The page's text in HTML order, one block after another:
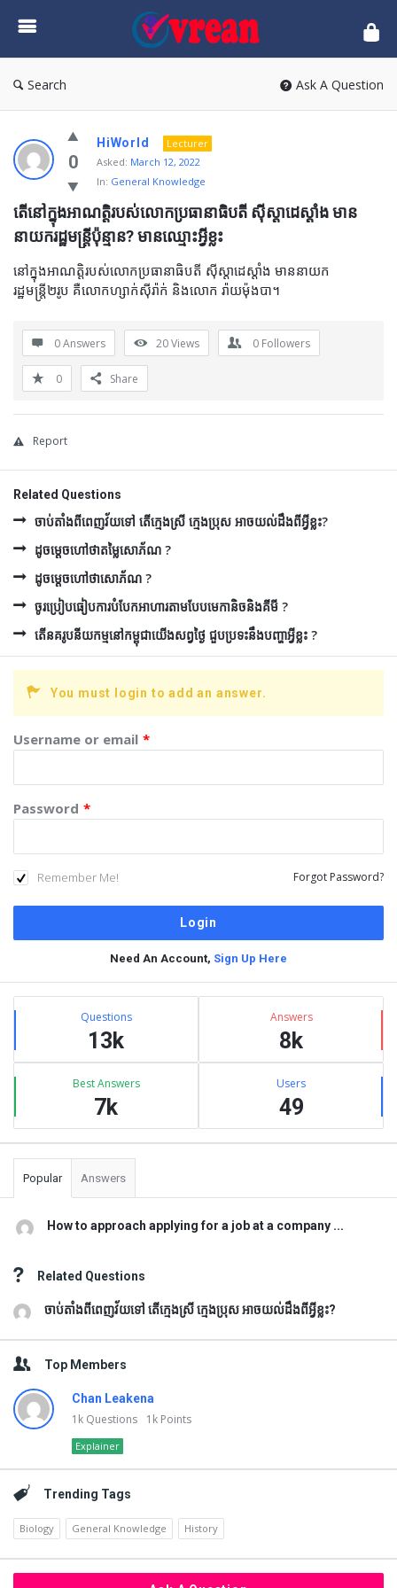
vrean.com
Search Ask A Question
0
HiWorld
Lecturer
Asked: March 12, 2022
In: General Knowledge
តើនៅក្នុងអាណត្ដិរបស់លោកប្រធានាធិបតី ស៊ីស្ដាដេស្ដាំង មាន
នាយករដ្ឋមន្រ្ដីប៉ុន្មាន? មានឈ្មោះអ្វីខ្លះ
នៅក្នុងអាណត្ដិរបស់លោកប្រធានាធិបតី ស៊ីស្ដាដេស្ដាំង មាននាយក
រដ្ឋមន្រ្ដី២រូប គឺលោកហ្សាក់ស៊ីរ៉ាក់ និងលោក រ៉ាយម៉ុងបា។
0 Answers 20Views 0 Followers
0 Share
Report
Related Questions
ចាប់តាំងពីពេញវ័យទៅ តើក្មេងស្រី ក្មេងប្រុស អាចយល់ដឹងពីអ្វីខ្លះ?
ដូចម្ដេចហៅថាតម្លៃសោភ័ណ ?
ដូចម្ដេចហៅថាសោភ័ណ ?
ចូរប្រៀបធៀបការបំបែកអាហារតាមបែបមេកានិចនិងគីមី ?
តើនគរូបនីយកម្មនៅកម្ពុជាយើងសព្វថ្ងៃ ជួបប្រទះនឹងបញ្ហាអ្វីខ្លះ ?
You must login to add an answer.
Username or email *
Password *
Remember Me! Forgot Password?
Need An Account, Sign Up Here
Sidebar
Stats Questions
13k
Answers
8k
Best Answers
7k
Users
49
Popular Answers
How to approach applying for a job at a company ...
Related Questions
ចាប់តាំងពីពេញវ័យទៅ តើក្មេងស្រី ក្មេងប្រុស អាចយល់ដឹងពីអ្វីខ្លះ?
Top Members
Chan Leakena
1k Questions 1k Points
Explainer
Trending Tags
Biology General Knowledge History